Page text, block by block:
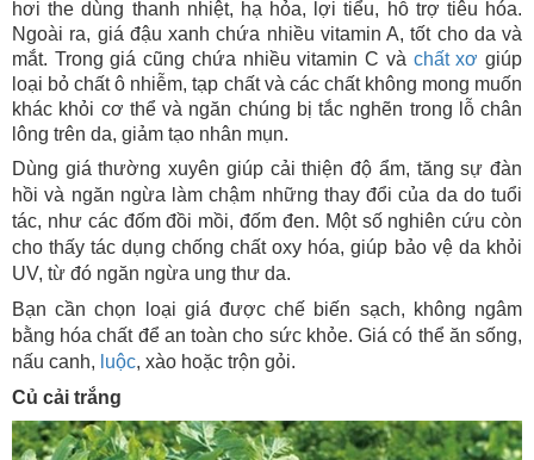
hơi the dùng thanh nhiệt, hạ hỏa, lợi tiểu, hỗ trợ tiêu hóa.
Ngoài ra, giá đậu xanh chứa nhiều vitamin A, tốt cho da và
mắt. Trong giá cũng chứa nhiều vitamin C và chất xơ giúp
loại bỏ chất ô nhiễm, tạp chất và các chất không mong muốn
khác khỏi cơ thể và ngăn chúng bị tắc nghẽn trong lỗ chân
lông trên da, giảm tạo nhân mụn.
Dùng giá thường xuyên giúp cải thiện độ ẩm, tăng sự đàn
hồi và ngăn ngừa làm chậm những thay đổi của da do tuổi
tác, như các đốm đồi mồi, đốm đen. Một số nghiên cứu còn
cho thấy tác dụng chống chất oxy hóa, giúp bảo vệ da khỏi
UV, từ đó ngăn ngừa ung thư da.
Bạn cần chọn loại giá được chế biến sạch, không ngâm
bằng hóa chất để an toàn cho sức khỏe. Giá có thể ăn sống,
nấu canh, luộc, xào hoặc trộn gỏi.
Củ cải trắng